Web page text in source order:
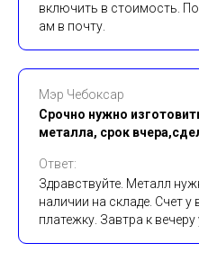
включить в стоимость.
ам в почту.
Мэр Чебоксар
Срочно нужно
металла, срок
Ответ:
Здравствуйте. Металл
наличии на складе. Счет у
платежку. Завтра к вечеру